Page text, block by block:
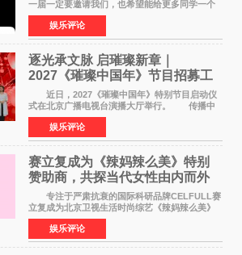
一届一定要邀请我们，也希望能给更多同学一个
来到现场的机会。 2026卓威高校电竞文化节
已经落下帷幕，在活动结束后，仍有不少高校电
竞社负责人和现
娱乐评论
逐光承文脉 启璀璨新章｜
2027《璀璨中国年》节目招募工
作圆满启动
近日，2027《璀璨中国年》特别节目启动仪
式在北京广播电视台演播大厅举行。 传播中
华优秀传统文化，弘扬纯正国风艺术，打造高规
格、高质感、正能量的文艺盛典，是璀璨中国年
矢志不渝的初心
娱乐评论
赛立复成为《辣妈辣么美》特别
赞助商，共探当代女性由内而外
活力美
专注于严肃抗衰的国际科研品牌CELFULL赛
立复成为北京卫视生活时尚综艺《辣妈辣么美》
的特别赞助商,明星辣妈袁咏仪倾情参与，向广大
都市女性传递健康生活新主张，寄语当代女性在
家庭与自我之间
娱乐评论